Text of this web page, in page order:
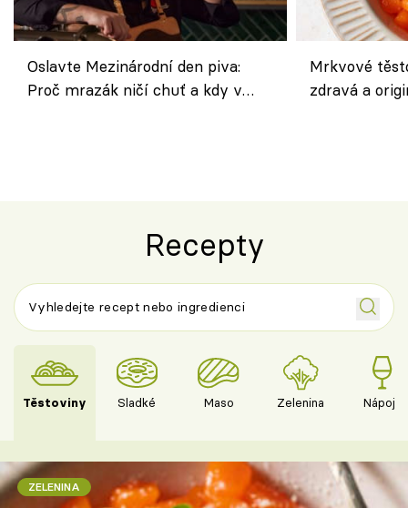
Oslavte Mezinárodní den piva:
Proč mrazák ničí chuť a kdy v
Mrkvové
zdravá a
Recepty
Těstoviny Sladké Maso Zelenina Nápoje
ZELENINA